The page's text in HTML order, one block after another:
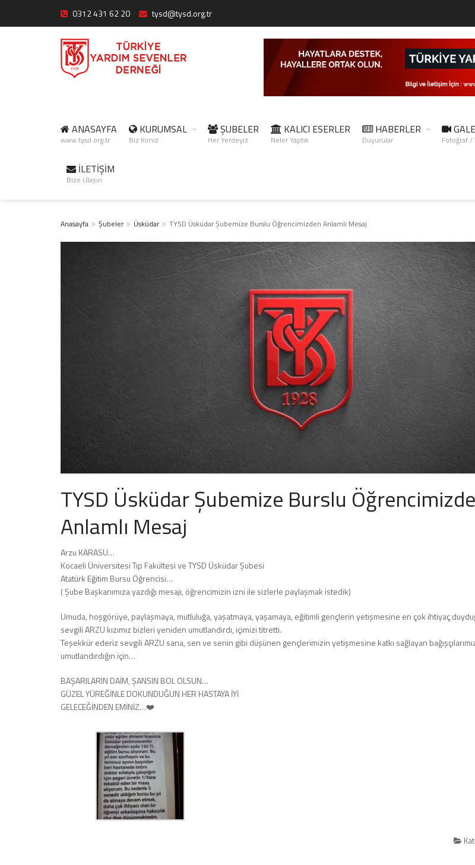
0312 431 62 20 tysd@tysd.org.tr
ANASAYFA
www.tysd.org.tr
KURUMSAL
Biz Kimiz
ŞUBELER
Her Yerdeyiz
KALICI ESERLER
Neler Yaptık
HABERLER
Duyurular Fotoğraf /
İLETİŞİM
Bize Ulaşın
Anasayfa Şubeler Üsküdar TYSD Üsküdar Şubemize Burslu Öğrencimizden Anlamlı Mesaj
TYSD Üsküdar Şubemize Burslu
Anlamlı Mesaj
Arzu KARASU…
Kocaeli Üniversitesi Tıp Fakültesi ve TYSD Üsküdar Şubesi
Atatürk Eğitim Bursu Öğrencisi…
( Şube Başkanımıza yazdığı mesajı, öğrencimizin izni ile sizlerle paylaşmak istedik)
Umuda, hoşgörüye, paylaşmaya, mutluluğa, yaşatmaya, yaşamaya, eğitimli gençlerin yetişmesine en çok ihtiyaç
sevgili ARZU kızımız bizleri yeniden umutlandırdı, içimizi titretti.
Teşekkür ederiz sevgili ARZU sana, sen ve senin gibi düşünen gençlerimizin yetişmesine katkı sağlayan
umutlandırdığın için…
BAŞARILARIN DAİM, ŞANSIN BOL OLSUN…
GÜZEL YÜREĞİNLE DOKUNDUĞUN HER HASTAYA İYİ
GELECEĞİNDEN EMİNİZ…❤️